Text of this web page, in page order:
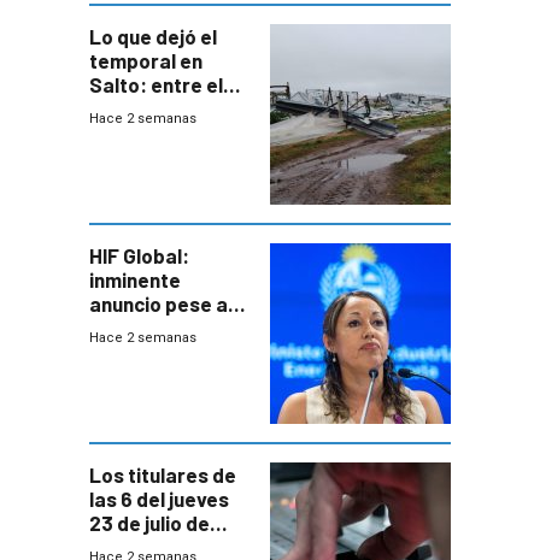
Lo que dejó el
temporal en
Salto: entre el
impacto
Hace 2 semanas
HIF Global:
inminente
anuncio pese a
declaración de
gobierno
Hace 2 semanas
Los titulares de
las 6 del jueves
23 de julio de
2026
Hace 2 semanas